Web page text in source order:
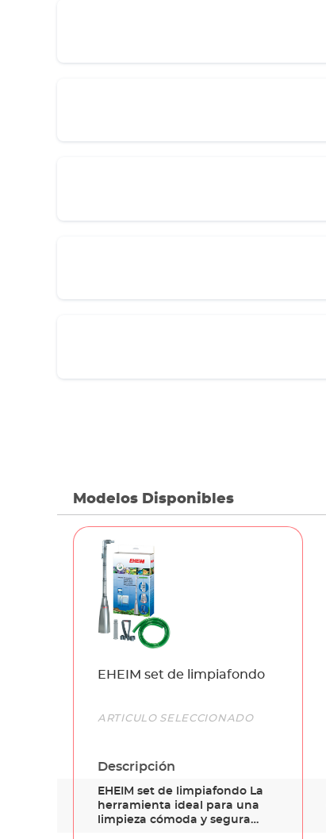
Modelos Disponibles
Name
EHEIM set de limpiafondo
Link
ARTÍCULO SELECCIONADO
Descripción
EHEIM set de limpiafondo La
herramienta ideal para una
limpieza cómoda y segura